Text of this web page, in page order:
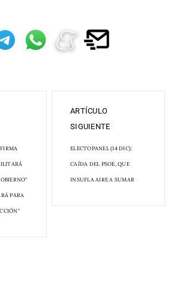
PARA
ARTÍCULO
SIGUIENTE
ELECTOPANEL (14 DIC):
CAÍDA DEL PSOE, QUE
INSUFLA AIRE A SUMAR